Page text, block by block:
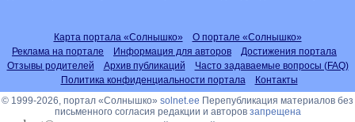
Карта портала «Солнышко»
О портале «Солнышко»
Реклама на портале
Информация для авторов
Достижения портала
Отзывы родителей
Архив публикаций
Часто задаваемые вопросы (FAQ)
Политика конфиденциальности портала
Контакты
© 1999-2026, портал «Солнышко» solnet.ee Перепубликация материалов без
письменного согласия редакции и авторов запрещена